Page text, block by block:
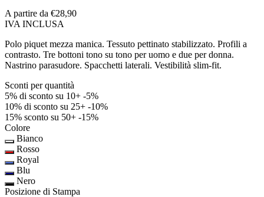
A partire da €28,90
IVA INCLUSA
Polo piquet mezza manica. Tessuto pettinato stabilizzato. Profili a
contrasto. Tre bottoni tono su tono per uomo e due per donna.
Nastrino parasudore. Spacchetti laterali. Vestibilità slim-fit.
Sconti per quantità
5% di sconto su 10+ -5%
10% di sconto su 25+ -10%
15% sconto su 50+ -15%
Colore
Bianco
Rosso
Royal
Blu
Nero
Posizione di Stampa